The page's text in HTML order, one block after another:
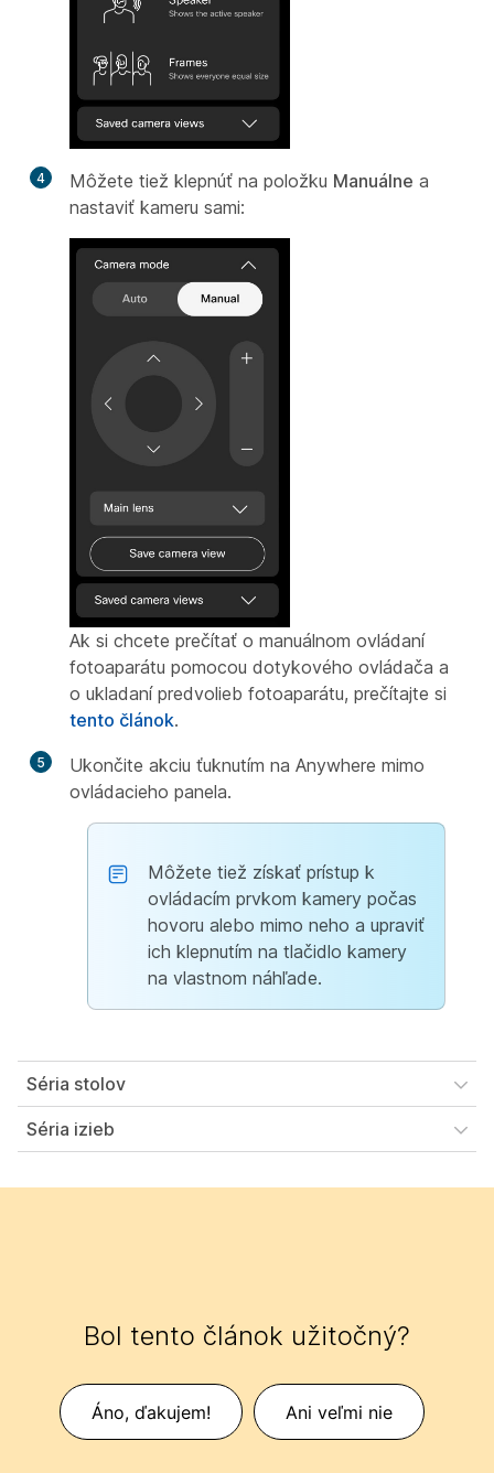
4 Môžete tiež klepnúť na položku Manuálne a
nastaviť kameru sami:
Ak si chcete prečítať o manuálnom ovládaní
fotoaparátu pomocou dotykového ovládača a
o ukladaní predvolieb fotoaparátu, prečítajte si
tento článok.
5
Ukončite akciu ťuknutím na Anywhere mimo
ovládacieho panela.
Môžete tiež získať prístup k
ovládacím prvkom kamery počas
hovoru alebo mimo neho a upraviť
ich klepnutím na tlačidlo kamery
na vlastnom náhľade.
Séria stolov
Séria izieb
Bol tento článok užitočný?
Áno, ďakujem! Ani veľmi nie